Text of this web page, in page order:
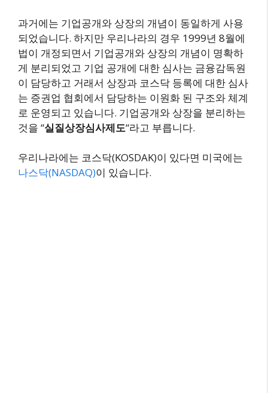
과거에는 기업공개와 상장의 개념이 동일하게 사용
되었습니다. 하지만 우리나라의 경우 1999년 8월에
법이 개정되면서 기업공개와 상장의 개념이 명확하
게 분리되었고 기업 공개에 대한 심사는 금융감독원
이 담당하고 거래서 상장과 코스닥 등록에 대한 심사
는 증권업 협회에서 담당하는 이원화 된 구조와 체계
로 운영되고 있습니다. 기업공개와 상장을 분리하는
것을 “실질상장심사제도“라고 부릅니다.
우리나라에는 코스닥(KOSDAK)이 있다면 미국에는
나스닥(NASDAQ)이 있습니다.